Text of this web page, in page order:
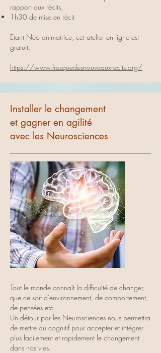
rapport aux récits,
1h30 de mise en récit
Etant Néo animatrice, cet atelier en ligne est
gratuit.
https://www.fresquedesnouveauxrecits.org/
Installer le changement
et gagner en agilité
avec les Neurosciences
Tout le monde connaît la difficulté de changer,
que ce soit d'environnement, de comportement,
de pensées etc.
Un détour par les Neurosciences nous permettra
de mettre du cognitif pour accepter et intégrer
plus facilement et rapidement le changement
dans nos vies.